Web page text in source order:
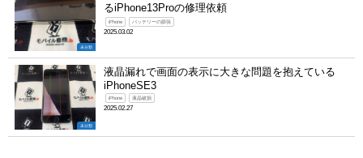
未分類
るiPhone13Proの修理依頼
iPhone バッテリーの膨張
2025.03.02
未分類
液晶漏れで画面の表示に大きな問題を抱えている
iPhoneSE3
iPhone 液晶破損
2025.02.27